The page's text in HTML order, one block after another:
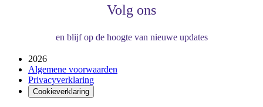
Volg ons
en blijf op de hoogte van nieuwe updates
2026
Algemene voorwaarden
Privacyverklaring
Cookieverklaring